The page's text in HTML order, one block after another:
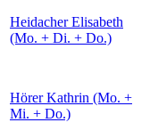
Heidacher Elisabeth
(Mo. + Di. + Do.)
Hörer Kathrin (Mo. +
Mi. + Do.)